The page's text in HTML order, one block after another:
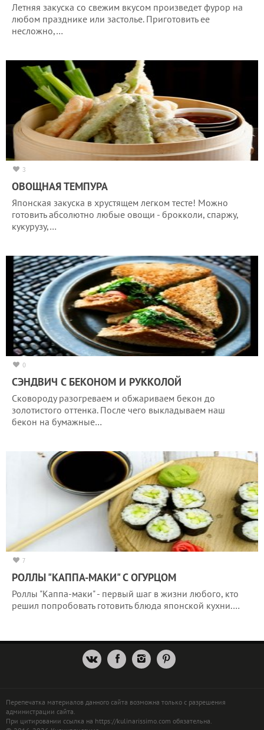
Летняя закуска со свежим вкусом произведет фурор на
любом празднике или застолье. Приготовить ее
несложно,…
3
ОВОЩНАЯ ТЕМПУРА
Японская закуска в хрустящем легком тесте! Можно
готовить абсолютно любые овощи - брокколи, спаржу,
кукурузу,…
0
СЭНДВИЧ С БЕКОНОМ И РУККОЛОЙ
Сковороду разогреваем и обжариваем бекон до
золотистого оттенка. После чего выкладываем наш
бекон на бумажные…
7
РОЛЛЫ "КАППА-МАКИ" С ОГУРЦОМ
Роллы "Каппа-маки" - первый шаг в жизни любого, кто
решил попробовать готовить блюда японской кухни.…
Перепечатка материалов данного сайта возможна только с разрешения
администрации сайта.
При цитировании ссылка на https://kulinarissimo.com обязательна.